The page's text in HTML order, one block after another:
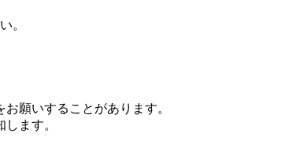
。
願いすることがあります。
ます。